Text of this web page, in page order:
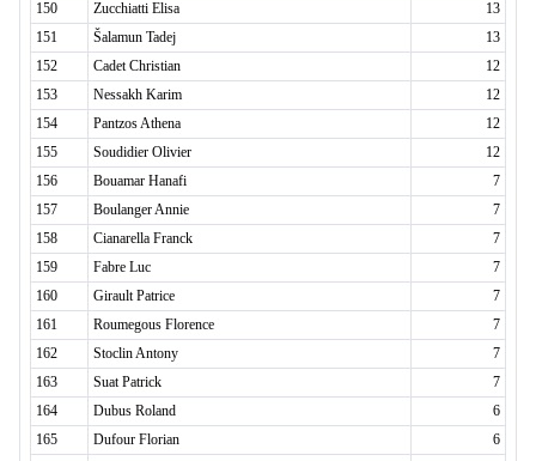
150
Zucchiatti Elisa
13
151
Šalamun Tadej
13
152
Cadet Christian
12
153
Nessakh Karim
12
154
Pantzos Athena
12
155
Soudidier Olivier
12
156
Bouamar Hanafi
7
157
Boulanger Annie
7
158
Cianarella Franck
7
159
Fabre Luc
7
160
Girault Patrice
7
161
Roumegous Florence
7
162
Stoclin Antony
7
163
Suat Patrick
7
164
Dubus Roland
6
165
Dufour Florian
6